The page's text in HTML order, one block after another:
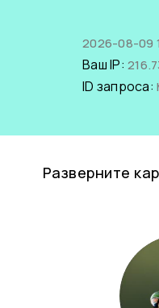
2026-08-09
Ваш IP:
ID запроса:
Разверните